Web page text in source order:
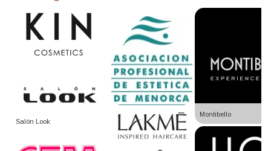
Salón Look
Montibello